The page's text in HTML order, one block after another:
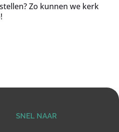
Zo kunnen we kerk
SNEL NAAR